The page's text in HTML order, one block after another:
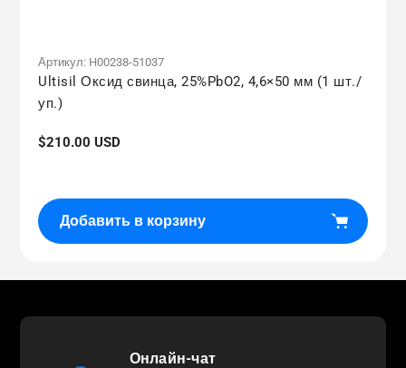
Артикул: H00238-51037
Ultisil Оксид свинца, 25%PbO2, 4,6×50 мм (1 шт./
уп.)
Обычная
$210.00 USD
Добавить в корзину
Онлайн-чат